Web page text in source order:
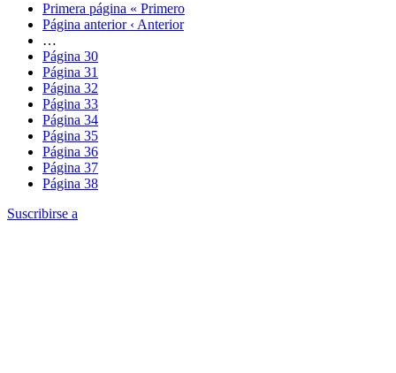
Primera página « Primero
Página anterior ‹ Anterior
…
Página 30
Página 31
Página 32
Página 33
Página 34
Página 35
Página 36
Página 37
Página 38
Suscribirse a